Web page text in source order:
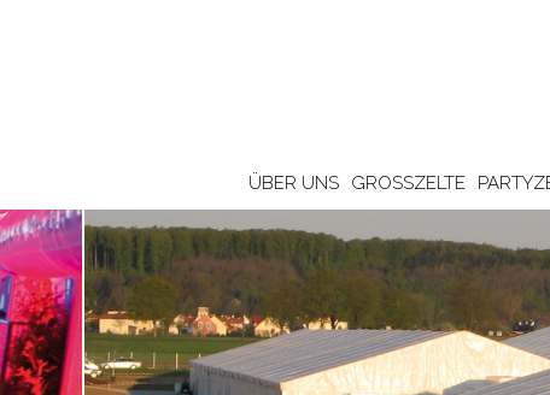
ÜBER UNS GROSSZELTE